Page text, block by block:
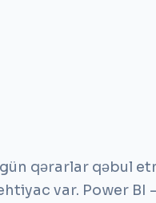
qərarlar qəbul
var. Power BI